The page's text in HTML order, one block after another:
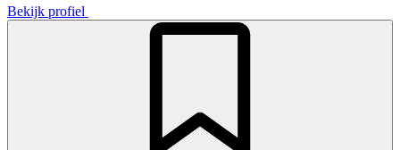
Bekijk profiel